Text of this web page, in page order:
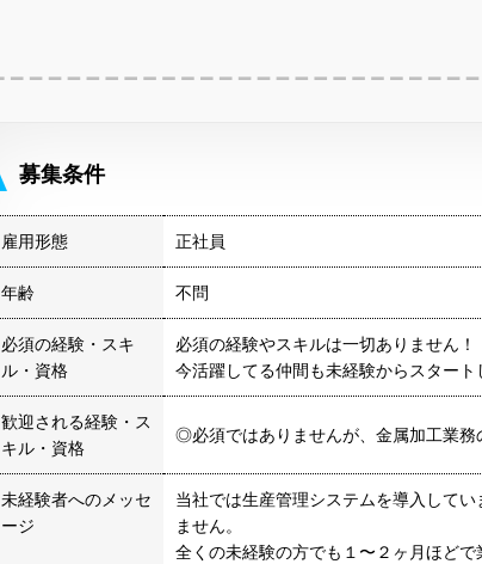
募集条件
雇用形態 正社員
年齢 不問
必須の経験・スキ
ル・資格
必須の経験やスキルは一切ありません！
今活躍してる仲間も未経験からスタート
歓迎される経験・ス
キル・資格
◎必須ではありませんが、金属加工業務
未経験者へのメッセ
ージ
当社では生産管理システムを導入して
ません。
全くの未経験の方でも１〜２ヶ月ほど